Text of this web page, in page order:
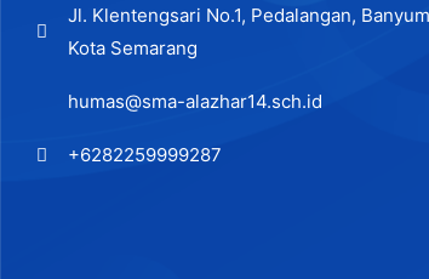
Jl. Klentengsari No.1, Pedalangan,
Kota Semarang
humas@sma-alazhar14.sch.id
+6282259999287